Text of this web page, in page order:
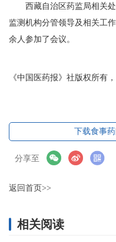
西藏自治区药监局相关处
监测机构分管领导及相关工
余人参加了会议。
《中国医药报》社版权所有
下载食事
分享至
返回首页>>
相关阅读